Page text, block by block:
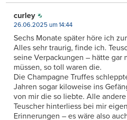
curley
26.06.2025 um 14:44
Sechs Monate später höre ich
Alles sehr traurig, finde ich.
seine Verpackungen – hätte gar
müssen, so toll waren die.
Die Champagne Truffes
Jahren sogar kiloweise ins
von mir die so liebte. Alle
Teuscher hinterliess bei mir
Erinnerungen – es wäre also